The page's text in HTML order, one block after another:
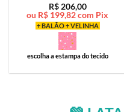
Avaliação5
de 5
R$206,00
ou R$ 199,82com Pix
+ BALÃO + VELINHA
escolha a estampa do tecido